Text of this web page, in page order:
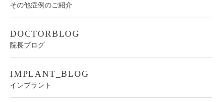
その他症例のご紹介
DOCTORBLOG
院長ブログ
IMPLANT_BLOG
インプラント